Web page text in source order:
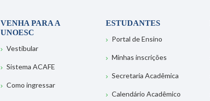
VENHA PARA A
UNOESC
Vestibular
Sistema ACAFE
Como ingressar
ESTUDANTES
Portal de Ensino
Minhas inscrições
Secretaria Acadêmica
Calendário Acadêmico